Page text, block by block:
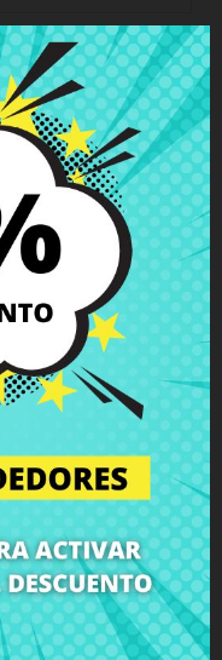
Acer Aspire
Aspire ES1-512 ES1-
USADO
servicio de